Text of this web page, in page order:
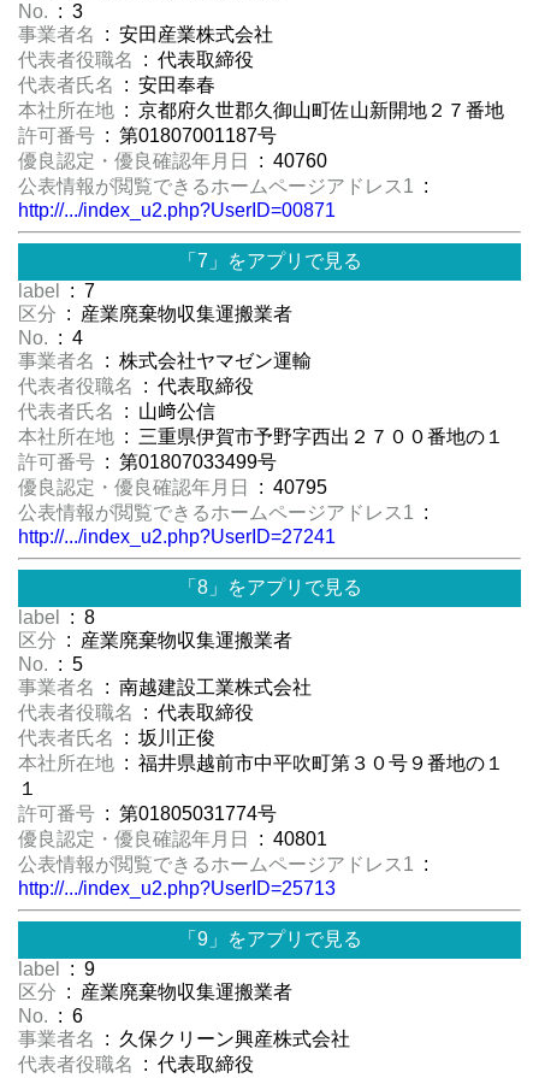
No. : 3
事業者名
: 安田産業株式会社
代表者役職名
: 代表取締役
代表者氏名
: 安田奉春
本社所在地 : 京都府久世郡久御山町佐山新開地２７番地
許可番号 : 第01807001187号
優良認定・優良確認年月日
: 40760
公表情報が閲覧できるホームページアドレス1 :
http://.../index_u2.php?UserID=00871
「7」をアプリで見る
label
: 7
区分 : 産業廃棄物収集運搬業者
No. : 4
事業者名
: 株式会社ヤマゼン運輸
代表者役職名
: 代表取締役
代表者氏名
: 山﨑公信
本社所在地 : 三重県伊賀市予野字西出２７００番地の１
許可番号 : 第01807033499号
優良認定・優良確認年月日
: 40795
公表情報が閲覧できるホームページアドレス1 :
http://.../index_u2.php?UserID=27241
「8」をアプリで見る
label
: 8
区分 : 産業廃棄物収集運搬業者
No. : 5
事業者名
: 南越建設工業株式会社
代表者役職名
: 代表取締役
代表者氏名
: 坂川正俊
本社所在地 : 福井県越前市中平吹町第３０号９番地の１
１
許可番号 : 第01805031774号
優良認定・優良確認年月日
: 40801
公表情報が閲覧できるホームページアドレス1 :
http://.../index_u2.php?UserID=25713
「9」をアプリで見る
label
: 9
区分 : 産業廃棄物収集運搬業者
No. : 6
事業者名
: 久保クリーン興産株式会社
代表者役職名
: 代表取締役